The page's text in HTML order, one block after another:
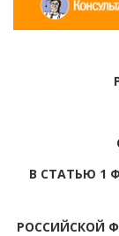
В СТАТЬЮ 1
РОССИЙСКОЙ